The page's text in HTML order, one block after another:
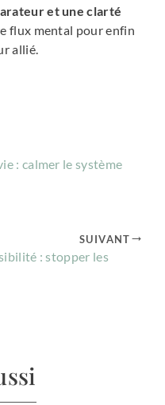
et une clarté
flux mental pour enfin
allié.
: calmer le système
SUIVANT
: stopper les